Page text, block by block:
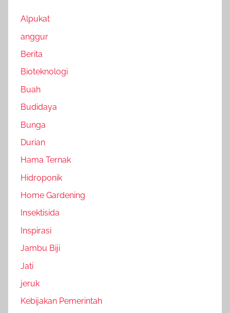
Alpukat
anggur
Berita
Bioteknologi
Buah
Budidaya
Bunga
Durian
Hama Ternak
Hidroponik
Home Gardening
Insektisida
Inspirasi
Jambu Biji
Jati
jeruk
Kebijakan Pemerintah